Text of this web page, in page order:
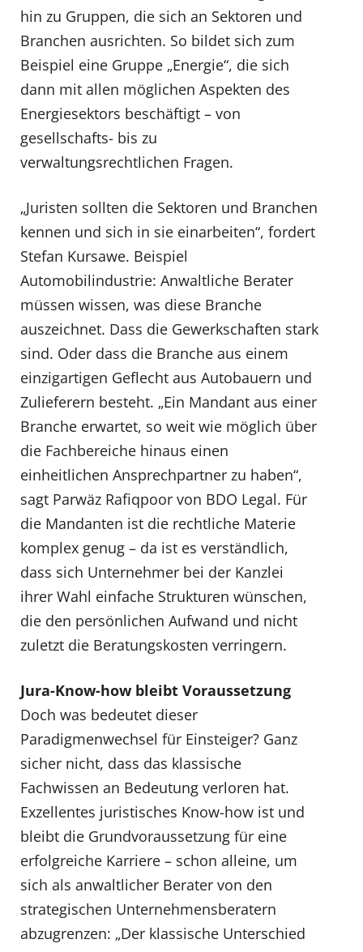
hin zu Gruppen, die sich an Sektoren und
Branchen ausrichten. So bildet sich zum
Beispiel eine Gruppe „Energie“, die sich
dann mit allen möglichen Aspekten des
Energiesektors beschäftigt – von
gesellschafts- bis zu
verwaltungsrechtlichen Fragen.
„Juristen sollten die Sektoren und Branchen
kennen und sich in sie einarbeiten“, fordert
Stefan Kursawe. Beispiel
Automobilindustrie: Anwaltliche Berater
müssen wissen, was diese Branche
auszeichnet. Dass die Gewerkschaften stark
sind. Oder dass die Branche aus einem
einzigartigen Geflecht aus Autobauern und
Zulieferern besteht. „Ein Mandant aus einer
Branche erwartet, so weit wie möglich über
die Fachbereiche hinaus einen
einheitlichen Ansprechpartner zu haben“,
sagt Parwäz Rafiqpoor von BDO Legal. Für
die Mandanten ist die rechtliche Materie
komplex genug – da ist es verständlich,
dass sich Unternehmer bei der Kanzlei
ihrer Wahl einfache Strukturen wünschen,
die den persönlichen Aufwand und nicht
zuletzt die Beratungskosten verringern.
Jura-Know-how bleibt Voraussetzung
Doch was bedeutet dieser
Paradigmenwechsel für Einsteiger? Ganz
sicher nicht, dass das klassische
Fachwissen an Bedeutung verloren hat.
Exzellentes juristisches Know-how ist und
bleibt die Grundvoraussetzung für eine
erfolgreiche Karriere – schon alleine, um
sich als anwaltlicher Berater von den
strategischen Unternehmensberatern
abzugrenzen: „Der klassische Unterschied